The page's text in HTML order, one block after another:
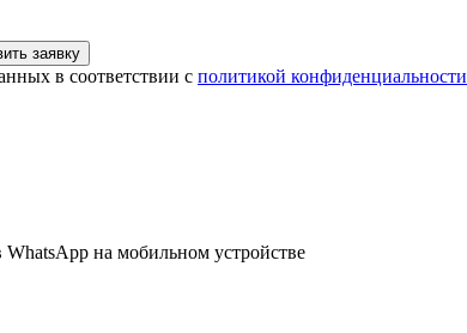
заявку
в соответствии с политикой конфиденциальности
WhatsApp на мобильном устройстве